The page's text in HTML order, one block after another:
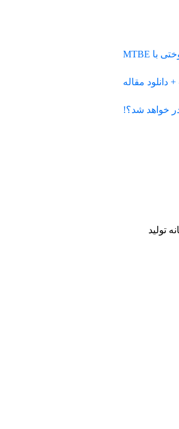
تولید